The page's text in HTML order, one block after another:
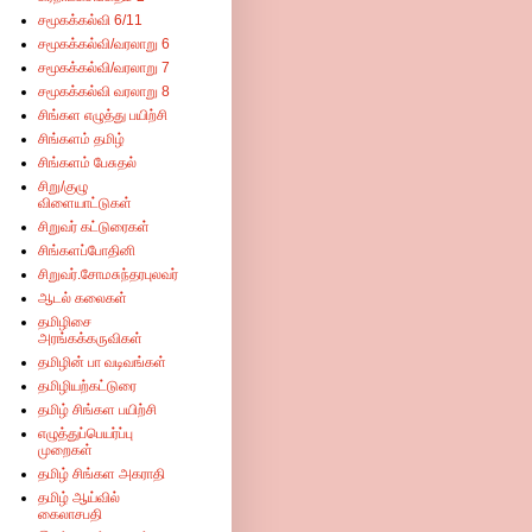
சமூகக்கல்வி 6/11
சமூகக்கல்வி/வரலாறு 6
சமூகக்கல்வி/வரலாறு 7
சமூகக்கல்வி வரலாறு 8
சிங்கள எழுத்து பயிற்சி
சிங்களம் தமிழ்
சிங்களம் பேசுதல்
சிறு/குழு
விளையாட்டுகள்
சிறுவர் கட்டுரைகள்
சிங்களப்போதினி
சிறுவர்.சோமசுந்தரபுலவர்
ஆடல் கலைகள்
தமிழிசை
அரங்கக்கருவிகள்
தமிழின் பா வடிவங்கள்
தமிழியற்கட்டுரை
தமிழ் சிங்கள பயிற்சி
எழுத்துப்பெயர்ப்பு
முறைகள்
தமிழ் சிங்கள அகராதி
தமிழ் ஆய்வில்
கைலாசபதி